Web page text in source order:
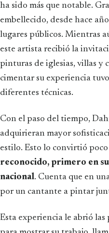
ha sido más que notable.
embellecido, desde hace
lugares públicos. Mientras
este artista recibió la
pinturas de iglesias, villas y
cimentar su experiencia
diferentes técnicas.
Con el paso del tiempo,
adquirieran mayor
estilo. Esto lo convirtió
reconocido, primero en
nacional. Cuenta que en
por un cantante a pintar
Esta experiencia le abrió las